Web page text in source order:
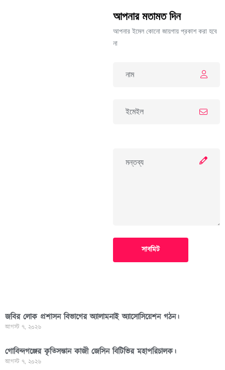
আপনার মতামত দিন
আপনার ইমেল কোনো জায়গায় প্রকাশ করা হবে
না
সাবমিট
জবির লোক প্রশাসন বিভাগের অ্যালামনাই অ্যাসোসিয়েশন গঠন।
আগস্ট ৭, ২০২৬
গোবিন্দগঞ্জের কৃতিসন্তান কাজী জেসিন বিটিভির মহাপরিচালক।
আগস্ট ৭, ২০২৬